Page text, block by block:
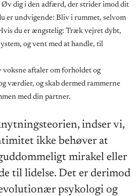
Øv dig i den adfærd, der strider imod dit
er undvigende: Bliv i rummet, selvom
du er ængstelig: Træk vejret dybt,
og vent med at handle, til
voksne aftaler om forholdet og
værdier, og skab dermed rammerne
med din partner.
indser vi,
ikke behøver at
mirakel eller
til lidelse. Det er derimod
psykologi og